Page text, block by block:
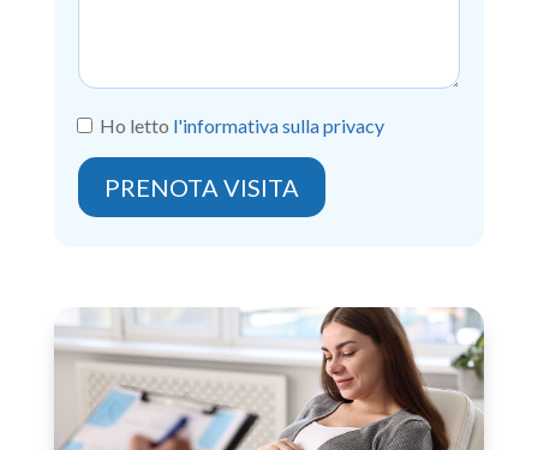
Ho letto l'informativa sulla privacy